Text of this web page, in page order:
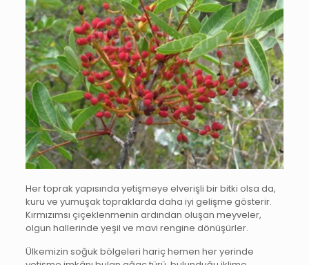
Her toprak yapısında yetişmeye elverişli bir bitki olsa da,
kuru ve yumuşak topraklarda daha iyi gelişme gösterir.
Kırmızımsı çiçeklenmenin ardından oluşan meyveler,
olgun hallerinde yeşil ve mavi rengine dönüşürler.
Ülkemizin soğuk bölgeleri hariç hemen her yerinde